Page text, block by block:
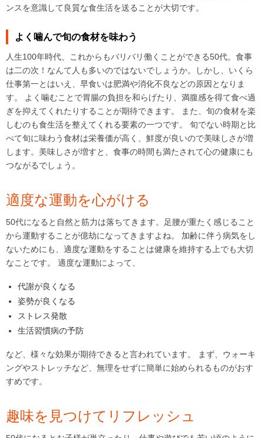
ンスを意識して良質な食生活を送ることが大切です。
よく噛んで旬の食材を味わう
人生100年時代、これからもバリバリ働くことができる50代。食事
は二の次！なんて人も多いのではないでしょうか。しかし、いくら
仕事第一とはいえ、早食いは肥満や消化不良などの原因となりま
す。 よく噛むことで胃腸の負担を和らげたり、満腹感を得て食べ過
ぎを抑えてくれたりすることが期待できます。 また、旬の食材を楽
しむのも食生活を整えてくれる要素の一つです。 旬でない時期と比
べて旬に味わう食材は栄養価が高く、鮮度が良いので美味しさが増
します。美味しさが増すと、食事の時間も満たされて心の健康にも
つながるでしょう。
適度な運動を心がける
50代になると自然と筋力は落ちてきます。足腰が重たく感じること
から運動することが億劫になってきますよね。 加齢に伴う病気をし
ないためにも、適度な運動をすることは健康を維持する上でも大切
なことです。 適度な運動によって、
代謝が良くなる
姿勢が良くなる
ストレス発散
生活習慣病の予防
など、様々な効果が期待できると言われています。 まず、ウォーキ
ングやストレッチなど、無理をせずに簡単に始められるものがおす
すめです。
趣味を見つけてリフレッシュ